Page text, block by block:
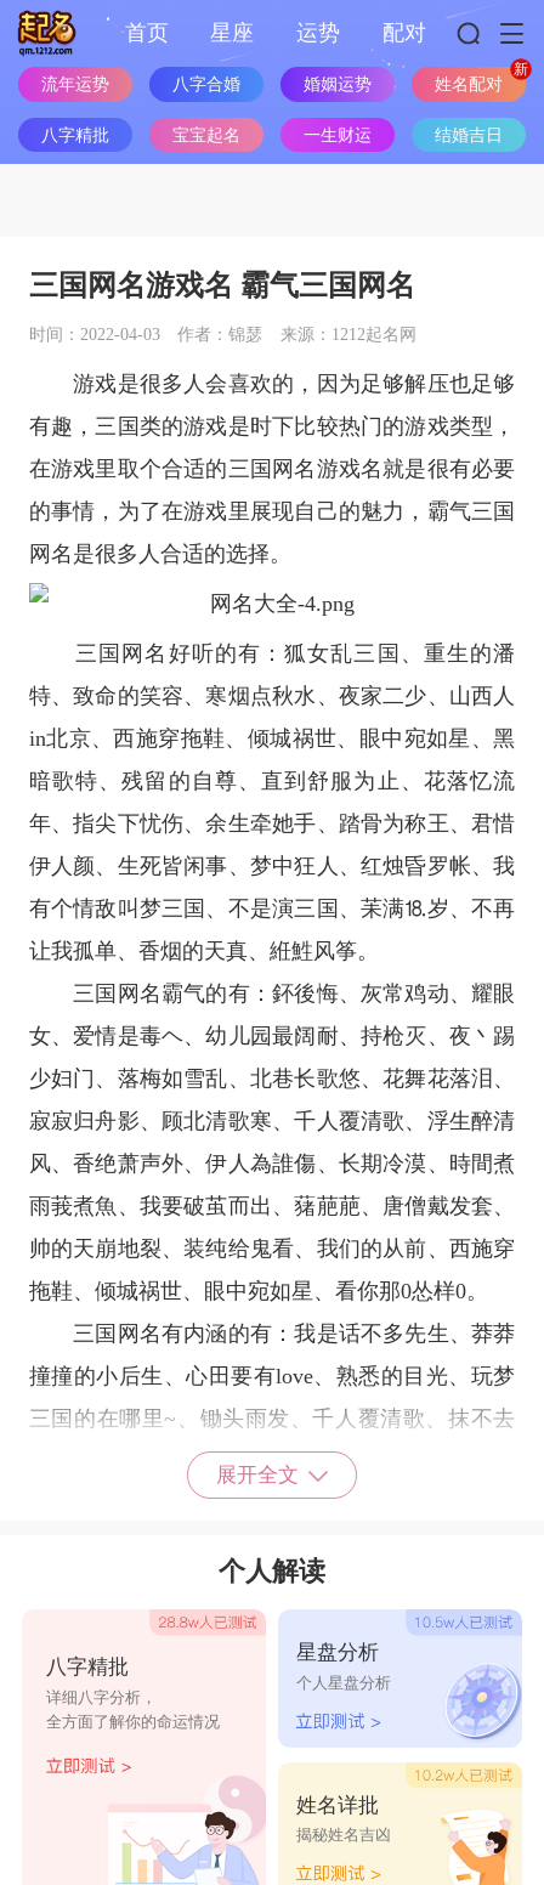
首页 星座 运势 配对
流年运势 八字合婚 婚姻运势 姓名配对
八字精批 宝宝起名 一生财运 结婚吉日
三国网名游戏名 霸气三国网名
时间：2022-04-03 作者：锦瑟 来源：1212起名网
游戏是很多人会喜欢的，因为足够解压也足够
有趣，三国类的游戏是时下比较热门的游戏类型，
在游戏里取个合适的三国网名游戏名就是很有必要
的事情，为了在游戏里展现自己的魅力，霸气三国
网名是很多人合适的选择。
三国网名好听的有：狐女乱三国、重生的潘
特、致命的笑容、寒烟点秋水、夜家二少、山西人
in北京、西施穿拖鞋、倾城祸世、眼中宛如星、黑
暗歌特、残留的自尊、直到舒服为止、花落忆流
年、指尖下忧伤、余生牵她手、踏骨为称王、君惜
伊人颜、生死皆闲事、梦中狂人、红烛昏罗帐、我
有个情敌叫梦三国、不是演三国、苿满⒙岁、不再
让我孤单、香烟的天真、絍鮏风筝。
三国网名霸气的有：鈈後悔、灰常鸡动、耀眼
女、爱情是毒ヘ、幼儿园最阔耐、持枪灭、夜丶踢
少妇门、落梅如雪乱、北巷长歌悠、花舞花落泪、
寂寂归舟影、顾北清歌寒、千人覆清歌、浮生醉清
风、香绝萧声外、伊人為誰傷、长期冷漠、時間煮
雨莪煮魚、我要破茧而出、蕏萉萉、唐僧戴发套、
帅的天崩地裂、装纯给鬼看、我们的从前、西施穿
拖鞋、倾城祸世、眼中宛如星、看你那0怂样0。
三国网名有内涵的有：我是话不多先生、莽莽
撞撞的小后生、心田要有love、熟悉的目光、玩梦
三国的在哪里~、锄头雨发、千人覆清歌、抹不去
的迷途、你不值得我再恨你、抓不住你的背影
﹌、# 有一种爱叫至死不渝、想把一切爱都给你。
不想说，不想说、输了你赢了全世界又如何、天空
落下一滴泪、旧回忆，太伤感、去悉数过往里的
人。
展开全文
个人解读
八字精批
详细八字分析，
全方面了解你的命运情况
星盘分析
个人星盘分析
姓名详批
揭秘姓名吉凶